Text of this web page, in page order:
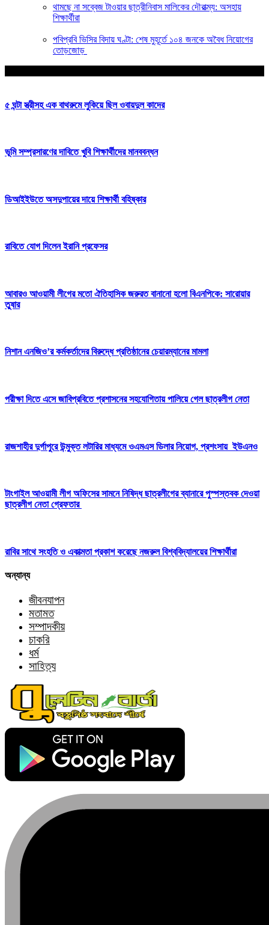
থামছে না সব্বেজ টাওয়ার ছাত্রীনিবাস মালিকের দৌরাত্ম্য: অসহায়
শিক্ষার্থীরা
পবিপ্রবি ভিসির বিদায় ঘণ্টা: শেষ মুহূর্তে ১০৪ জনকে অবৈধ নিয়োগের
তোড়জোড়
৫ ঘন্টা স্ত্রীসহ এক বাথরুমে লুকিয়ে ছিল ওবায়দুল কাদের
ভূমি সম্প্রসারণের দাবিতে খুবি শিক্ষার্থীদের মানববন্ধন
ডিআইইউতে অসদুপায়ের দায়ে শিক্ষার্থী বহিষ্কার
রাবিতে যোগ দিলেন ইরানি প্রফেসর
আবারও আওয়ামী লীগের মতো ঐতিহাসিক জরুরত বানানো হলো বিএনপিকে: সারোয়ার
তুষার
নিশান এনজিও’র কর্মকর্তাদের বিরুদ্ধে প্রতিষ্ঠানের চেয়ারম্যানের মামলা
পরীক্ষা দিতে এসে জাবিপ্রবিতে প্রশাসনের সহযোগিতায় পালিয়ে গেল ছাত্রলীগ নেতা
রাজশাহীর দুর্গাপুরে উন্মুক্ত লটারির মাধ্যমে ওএমএস ডিলার নিয়োগ, প্রশংসায় ইউএনও
টাংগাইল আওয়ামী লীগ অফিসের সামনে নিষিদ্ধ ছাত্রলীগের ব্যানারে পুস্পস্তবক দেওয়া
ছাত্রলীগ নেতা গ্রেফতার
রাবির সাথে সংহতি ও একাত্মতা প্রকাশ করেছে নজরুল বিশ্ববিদ্যালয়ের শিক্ষার্থীরা
অন্যান্য
জীবনযাপন
মতামত
সম্পাদকীয়
চাকরি
ধর্ম
সাহিত্য